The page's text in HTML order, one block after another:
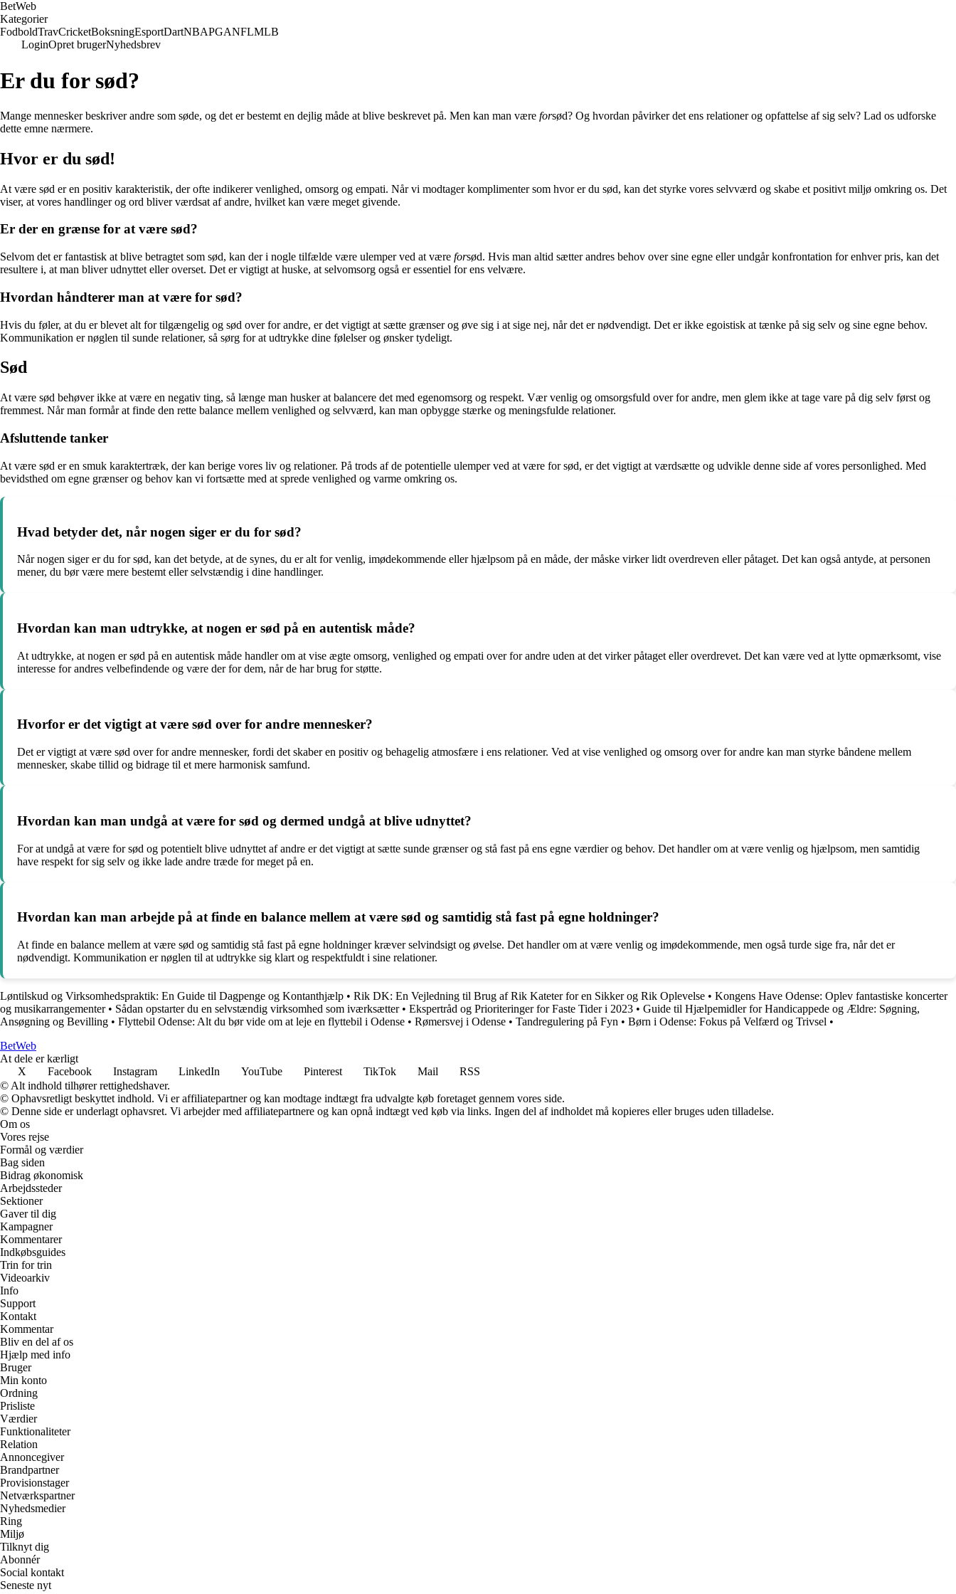
BetWeb
Kategorier
FodboldTravCricketBoksningEsportDartNBAPGANFLMLB
LoginOpret brugerNyhedsbrev
Er du for sød?
Mange mennesker beskriver andre som søde, og det er bestemt en dejlig måde at blive beskrevet på. Men kan man være forsød? Og hvordan påvirker det ens relationer og opfattelse af sig selv? Lad os udforske
dette emne nærmere.
Hvor er du sød!
At være sød er en positiv karakteristik, der ofte indikerer venlighed, omsorg og empati. Når vi modtager komplimenter som hvor er du sød, kan det styrke vores selvværd og skabe et positivt miljø omkring os. Det
viser, at vores handlinger og ord bliver værdsat af andre, hvilket kan være meget givende.
Er der en grænse for at være sød?
Selvom det er fantastisk at blive betragtet som sød, kan der i nogle tilfælde være ulemper ved at være forsød. Hvis man altid sætter andres behov over sine egne eller undgår konfrontation for enhver pris, kan det
resultere i, at man bliver udnyttet eller overset. Det er vigtigt at huske, at selvomsorg også er essentiel for ens velvære.
Hvordan håndterer man at være for sød?
Hvis du føler, at du er blevet alt for tilgængelig og sød over for andre, er det vigtigt at sætte grænser og øve sig i at sige nej, når det er nødvendigt. Det er ikke egoistisk at tænke på sig selv og sine egne behov.
Kommunikation er nøglen til sunde relationer, så sørg for at udtrykke dine følelser og ønsker tydeligt.
Sød
At være sød behøver ikke at være en negativ ting, så længe man husker at balancere det med egenomsorg og respekt. Vær venlig og omsorgsfuld over for andre, men glem ikke at tage vare på dig selv først og
fremmest. Når man formår at finde den rette balance mellem venlighed og selvværd, kan man opbygge stærke og meningsfulde relationer.
Afsluttende tanker
At være sød er en smuk karaktertræk, der kan berige vores liv og relationer. På trods af de potentielle ulemper ved at være for sød, er det vigtigt at værdsætte og udvikle denne side af vores personlighed. Med
bevidsthed om egne grænser og behov kan vi fortsætte med at sprede venlighed og varme omkring os.
Hvad betyder det, når nogen siger er du for sød?
Når nogen siger er du for sød, kan det betyde, at de synes, du er alt for venlig, imødekommende eller hjælpsom på en måde, der måske virker lidt overdreven eller påtaget. Det kan også antyde, at personen
mener, du bør være mere bestemt eller selvstændig i dine handlinger.
Hvordan kan man udtrykke, at nogen er sød på en autentisk måde?
At udtrykke, at nogen er sød på en autentisk måde handler om at vise ægte omsorg, venlighed og empati over for andre uden at det virker påtaget eller overdrevet. Det kan være ved at lytte opmærksomt, vise
interesse for andres velbefindende og være der for dem, når de har brug for støtte.
Hvorfor er det vigtigt at være sød over for andre mennesker?
Det er vigtigt at være sød over for andre mennesker, fordi det skaber en positiv og behagelig atmosfære i ens relationer. Ved at vise venlighed og omsorg over for andre kan man styrke båndene mellem
mennesker, skabe tillid og bidrage til et mere harmonisk samfund.
Hvordan kan man undgå at være for sød og dermed undgå at blive udnyttet?
For at undgå at være for sød og potentielt blive udnyttet af andre er det vigtigt at sætte sunde grænser og stå fast på ens egne værdier og behov. Det handler om at være venlig og hjælpsom, men samtidig
have respekt for sig selv og ikke lade andre træde for meget på en.
Hvordan kan man arbejde på at finde en balance mellem at være sød og samtidig stå fast på egne holdninger?
At finde en balance mellem at være sød og samtidig stå fast på egne holdninger kræver selvindsigt og øvelse. Det handler om at være venlig og imødekommende, men også turde sige fra, når det er
nødvendigt. Kommunikation er nøglen til at udtrykke sig klart og respektfuldt i sine relationer.
Løntilskud og Virksomhedspraktik: En Guide til Dagpenge og Kontanthjælp • Rik DK: En Vejledning til Brug af Rik Kateter for en Sikker og Rik Oplevelse • Kongens Have Odense: Oplev fantastiske koncerter
og musikarrangementer• Sådan opstarter du en selvstændig virksomhed som iværksætter• Ekspertråd og Prioriteringer for Faste Tider i 2023 • Guide til Hjælpemidler for Handicappede og Ældre: Søgning,
Ansøgning og Bevilling • Flyttebil Odense: Alt du bør vide om at leje en flyttebil i Odense • Rømersvej i Odense • Tandregulering på Fyn • Børn i Odense: Fokus på Velfærd og Trivsel •
BetWeb
At dele er kærligt
X
Facebook Instagram LinkedIn YouTube Pinterest TikTok Mail
RSS
© Alt indhold tilhører rettighedshaver.
© Ophavsretligt beskyttet indhold. Vi er affiliatepartner og kan modtage indtægt fra udvalgte køb foretaget gennem vores side.
© Denne side er underlagt ophavsret. Vi arbejder med affiliatepartnere og kan opnå indtægt ved køb via links. Ingen del af indholdet må kopieres eller bruges uden tilladelse.
Om os
Vores rejse
Formål og værdier
Bag siden
Bidrag økonomisk
Arbejdssteder
Sektioner
Gaver til dig
Kampagner
Kommentarer
Indkøbsguides
Trin for trin
Videoarkiv
Info
Support
Kontakt
Kommentar
Bliv en del af os
Hjælp med info
Bruger
Min konto
Ordning
Prisliste
Værdier
Funktionaliteter
Relation
Annoncegiver
Brandpartner
Provisionstager
Netværkspartner
Nyhedsmedier
Ring
Miljø
Tilknyt dig
Abonnér
Social kontakt
Seneste nyt